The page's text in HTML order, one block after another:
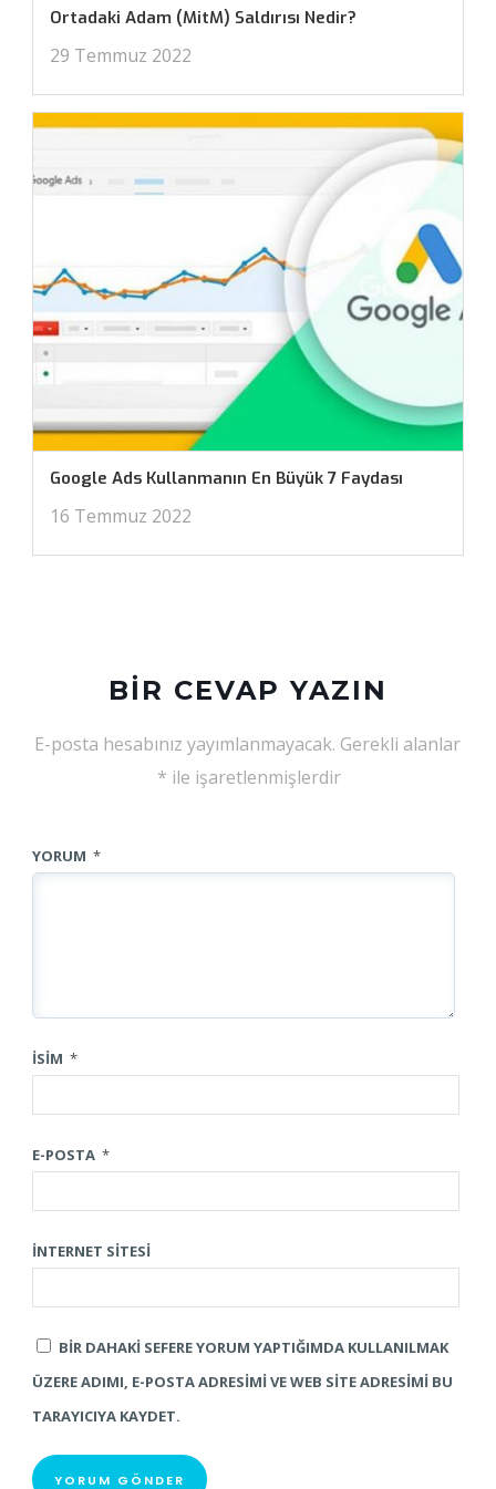
Ortadaki Adam (MitM) Saldırısı Nedir?
29 Temmuz 2022
Google Ads Kullanmanın En Büyük 7 Faydası
16 Temmuz 2022
BIR CEVAP YAZIN
E-posta hesabınız yayımlanmayacak. Gerekli alanlar
* ile işaretlenmişlerdir
YORUM *
İSIM *
E-POSTA *
İNTERNET SITESI
BIR DAHAKI SEFERE YORUM YAPTIĞIMDA KULLANILMAK
ÜZERE ADIMI, E-POSTA ADRESIMI VE WEB SITE ADRESIMI BU
TARAYICIYA KAYDET.